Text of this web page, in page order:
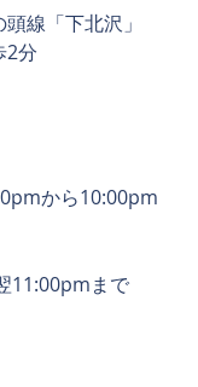
線「下北沢」
2分
から10:00pm
11:00pmまで